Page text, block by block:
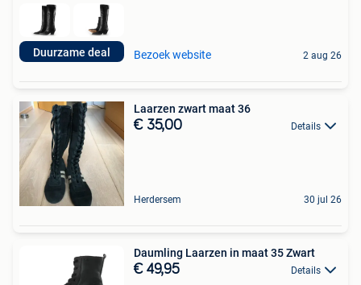
Duurzame deal Bezoek website 2 aug 26
Laarzen zwart maat 36
€ 35,00 Details
Herdersem 30 jul 26
Daumling Laarzen in maat 35 Zwart
€ 49,95 Details